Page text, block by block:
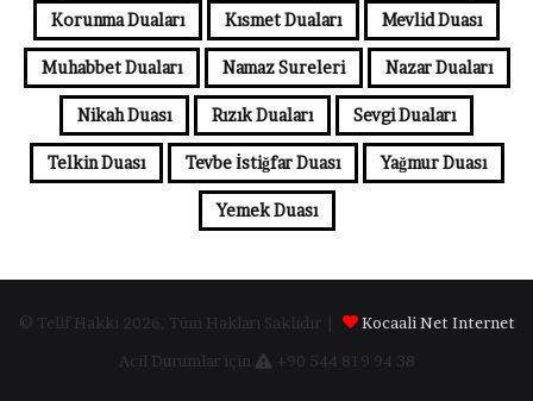
Korunma Duaları Kısmet Duaları Mevlid Duası
Muhabbet Duaları Namaz Sureleri Nazar Duaları
Nikah Duası Rızık Duaları Sevgi Duaları
Telkin Duası Tevbe İstiğfar Duası Yağmur Duası
Yemek Duası
© Telif Hakkı 2026, Tüm Hakları Saklıdır |
Kocaali Net Internet
Acil Durumlar için
+90 544 819 94 38